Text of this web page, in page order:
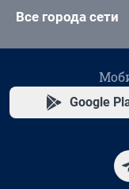
Все города сети
Google